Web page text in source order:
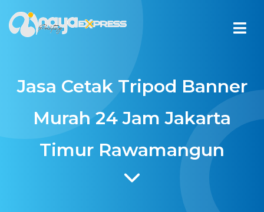
Jasa Cetak Tripod Banner
Murah 24 Jam Jakarta
Timur Rawamangun